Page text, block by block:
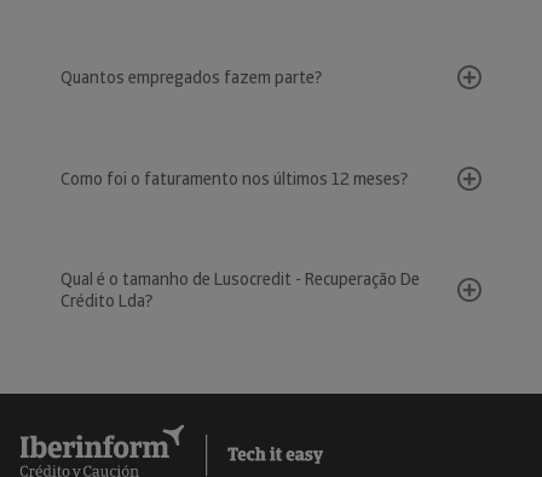
Quantos empregados fazem parte?
Como foi o faturamento nos últimos 12 meses?
Qual é o tamanho de Lusocredit - Recuperação De
Crédito Lda?